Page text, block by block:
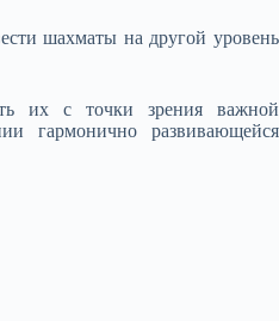
шахматы на другой уровень
их с точки зрения важной
гармонично развивающейся